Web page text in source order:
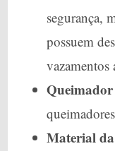
segurança,
possuem
vazamentos
Material